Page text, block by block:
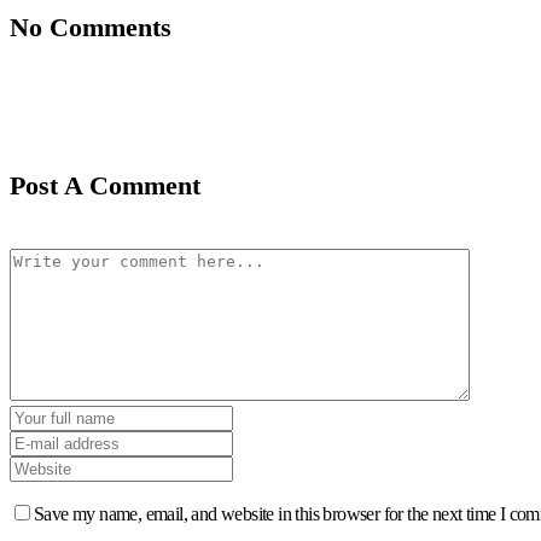
No Comments
Post A Comment
Save my name, email, and website in this browser for the next time I